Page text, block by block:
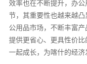
效率也在不断提升，办
节，其重要性也越来越
公用品市场，不断丰富
提供更省心、更具性价
一起成长，为喀什的经济